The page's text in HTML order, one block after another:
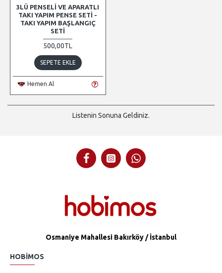
3LÜ PENSELI VE APARATLI
TAKI YAPIM PENSE SETI -
TAKI YAPIM BAŞLANGIÇ
SETI
500,00TL
SEPETE EKLE
Hemen Al
Listenin Sonuna Geldiniz.
Osmaniye Mahallesi Bakırköy / İstanbul
HOBIMOS